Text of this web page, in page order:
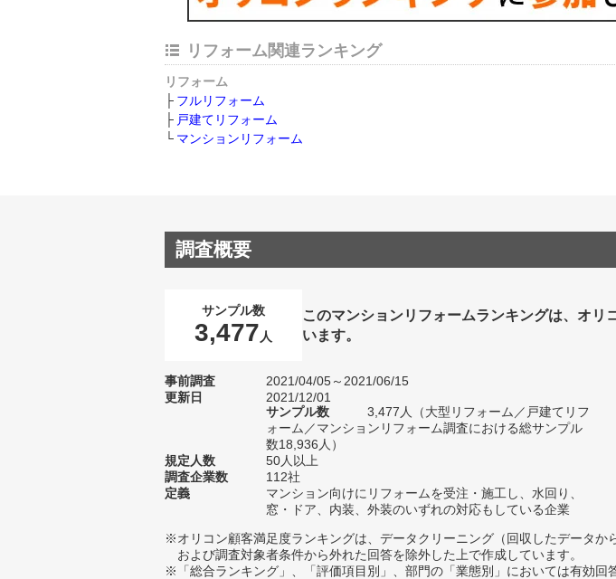
リフォーム関連ランキング
リフォーム
フルリフォーム
戸建てリフォーム
マンションリフォーム
調査概要
サンプル数
3,477 人
このマンションリフォームランキングは、オリ
います。
事前調査
2021/04/05～2021/06/15
更新日
2021/12/01
サンプル数
3,477人（大型リフォーム／戸建てリフ
ォーム／マンションリフォーム調査における総サンプル
数18,936人）
規定人数
50人以上
調査企業数
112社
定義
マンション向けにリフォームを受注・施工し、水回り、
窓・ドア、内装、外装のいずれの対応もしている企業
※オリコン顧客満足度ランキングは、データクリーニング（回収したデータか
および調査対象者条件から外れた回答を除外した上で作成しています。
※「総合ランキング」、「評価項目別」、部門の「業態別」においては有効